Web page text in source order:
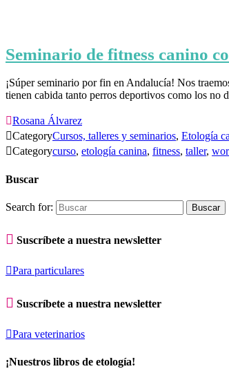
Seminario de fitness canino
¡Súper seminario por fin en Andalucía! Nos
tienen cabida tanto perros deportivos como los no
Rosana Álvarez
CategoryCursos, talleres y seminarios, Etología
Categorycurso, etología canina, fitness, taller,
Buscar
Search for:
 Suscríbete a nuestra newsletter
Para particulares
 Suscríbete a nuestra newsletter
Para veterinarios
¡Nuestros libros de etología!